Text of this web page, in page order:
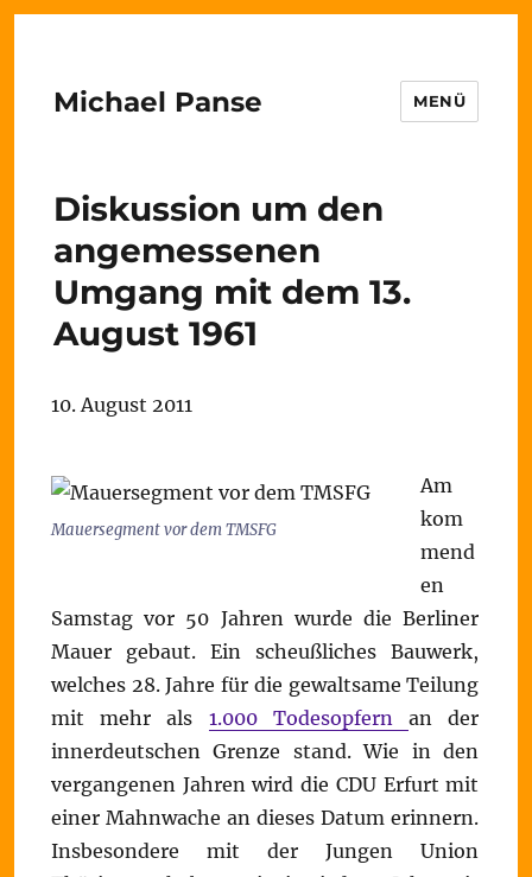
Michael Panse MENÜ
Diskussion um den
angemessenen
Umgang mit dem 13.
August 1961
10. August 2011
Mauersegment vor dem TMSFG
Am
kom
mend
en
Samstag vor 50 Jahren wurde die Berliner
Mauer gebaut. Ein scheußliches Bauwerk,
welches 28. Jahre für die gewaltsame Teilung
mit mehr als 1.000 Todesopfernan der
innerdeutschen Grenze stand. Wie in den
vergangenen Jahren wird die CDU Erfurt mit
einer Mahnwache an dieses Datum erinnern.
Insbesondere mit der Jungen Union